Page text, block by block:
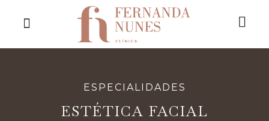
ESPECIALIDADES
ESTÉTICA FACIAL